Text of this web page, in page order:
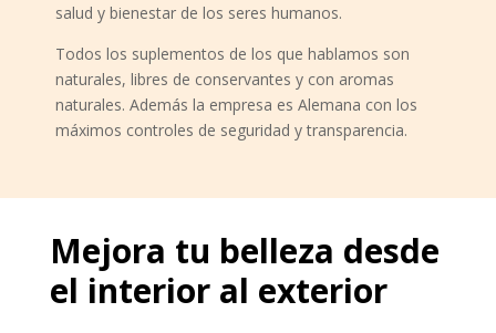
salud y bienestar de los seres humanos.
Todos los suplementos de los que hablamos son
naturales, libres de conservantes y con aromas
naturales. Además la empresa es Alemana con los
máximos controles de seguridad y transparencia.
Mejora tu belleza desde
el interior al exterior